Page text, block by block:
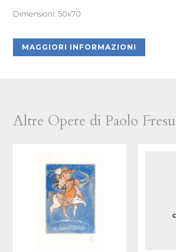
Dimensioni: 50x70
MAGGIORI INFORMAZIONI
Altre Opere di Paolo Fresu